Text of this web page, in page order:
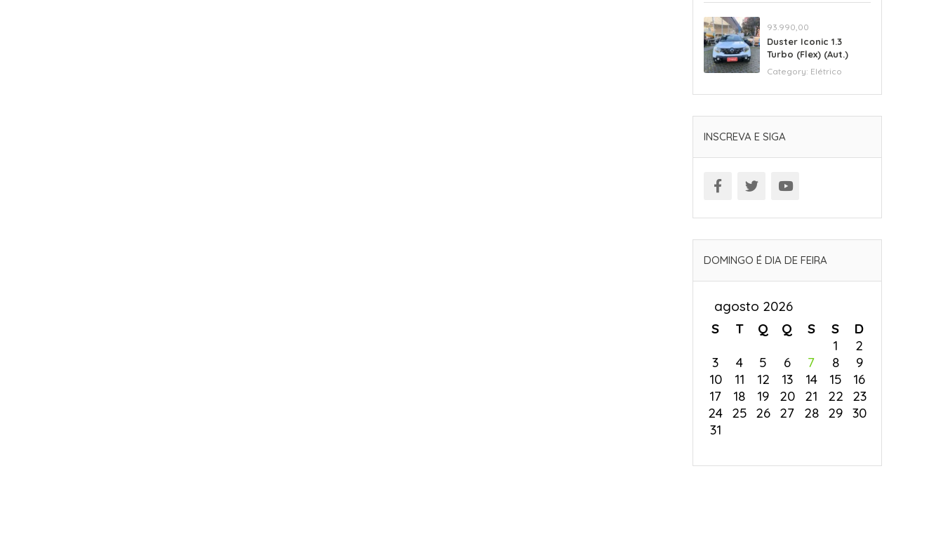
93.990,00
Duster Iconic 1.3
Turbo (Flex) (Aut.)
Category: Elétrico
INSCREVA E SIGA
DOMINGO É DIA DE FEIRA
agosto 2026
S
T Q Q S S
D
1
2
3
4 5 6 7 8
9
10
11 12 13 14 15
16
17
18 19 20 21 22
23
24 25 26 27 28 29 30
31